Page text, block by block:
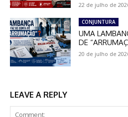
22 de julho de
CONJUNTURA
UMA
DE
20 de julho de
LEAVE A REPLY